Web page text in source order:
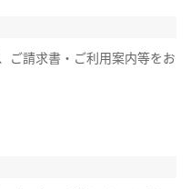
ご請求書・ご利用案内等をお